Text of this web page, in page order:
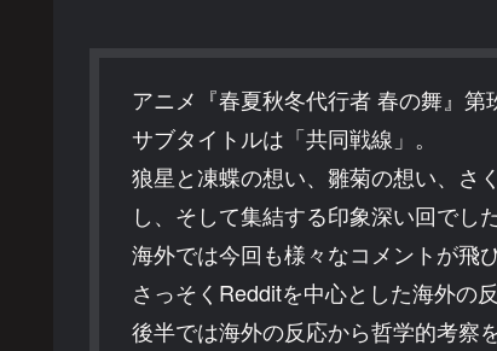
アニメ『春夏秋冬代行者 春の舞』第
サブタイトルは「共同戦線」。
狼星と凍蝶の想い、雛菊の想い、さ
し、そして集結する印象深い回でした
海外では今回も様々なコメントが飛
さっそくRedditを中心とした海外の
後半では海外の反応から哲学的考察